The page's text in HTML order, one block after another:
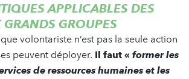
APPLICABLES DES
GROUPES
volontariste n’est pas la seule action
peuvent déployer. Il faut « former les
de ressources humaines et les